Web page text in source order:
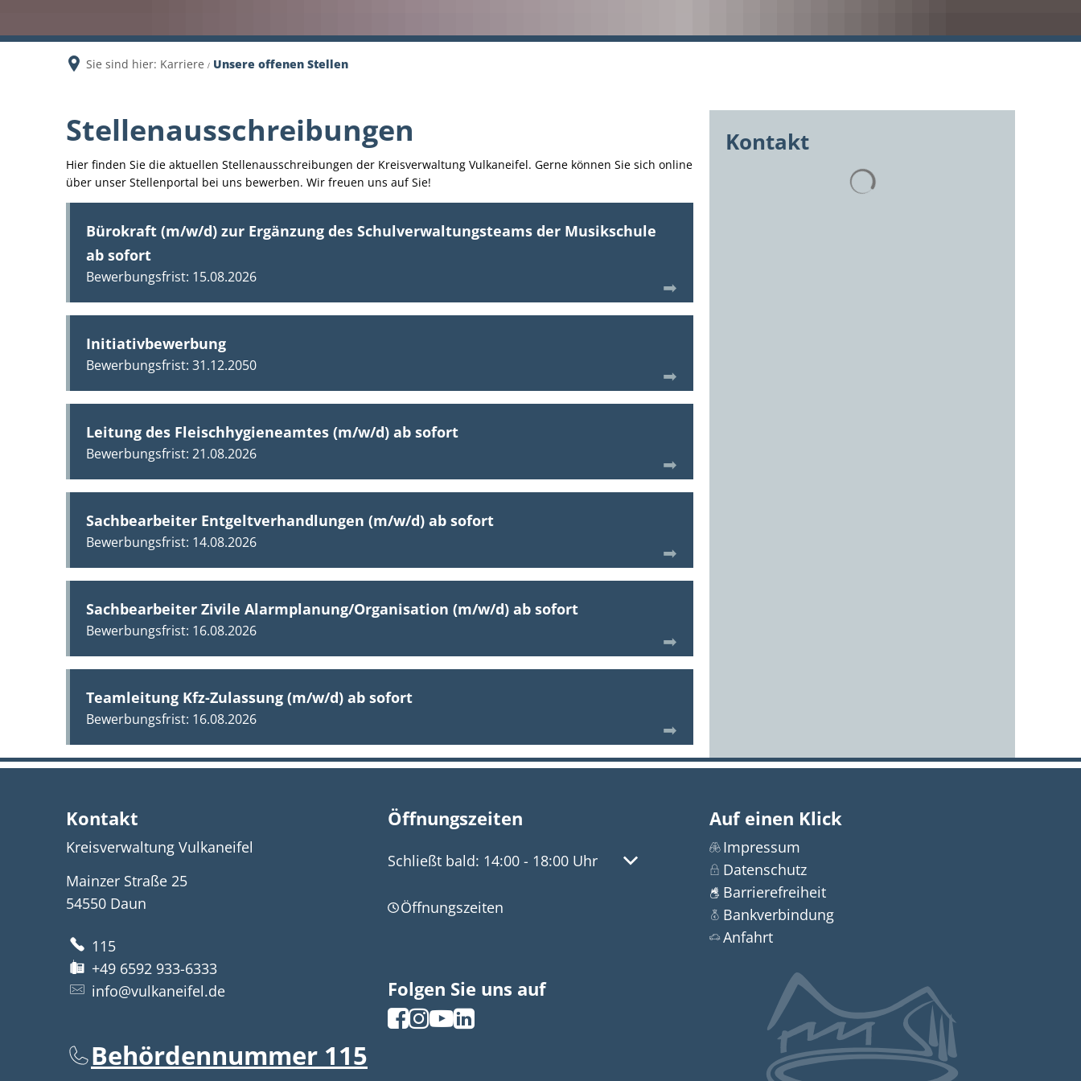
Sie sind hier: Karriere Unsere offenen Stellen
Stellenausschreibungen
Hier finden Sie die aktuellen Stellenausschreibungen der Kreisverwaltung Vulkaneifel. Gerne können Sie sich online
über unser Stellenportal bei uns bewerben. Wir freuen uns auf Sie!
Bürokraft (m/w/d) zur Ergänzung des Schulverwaltungsteams der Musikschule
ab sofort
15.08.2026
Initiativbewerbung
31.12.2050
Leitung des Fleischhygieneamtes (m/w/d) ab sofort
21.08.2026
Sachbearbeiter Entgeltverhandlungen (m/w/d) ab sofort
14.08.2026
Sachbearbeiter Zivile Alarmplanung/Organisation (m/w/d) ab sofort
16.08.2026
Teamleitung Kfz-Zulassung (m/w/d) ab sofort
16.08.2026
Kontakt
Kontakt
Kreisverwaltung Vulkaneifel
Mainzer Straße 25
54550 Daun
115
+49 6592 933-6333
info@vulkaneifel.de
Behördennummer 115
Öffnungszeiten
Klicken, um weitere Öffnungs- oder Schließzeiten auszublenden
Schließt bald: 14:00 - 18:00 Uhr Von 14:00 bis 18:00 Uhr
Öffnungszeiten
Folgen Sie uns auf
Auf einen Klick
Impressum
Datenschutz
Barrierefreiheit
Bankverbindung
Anfahrt